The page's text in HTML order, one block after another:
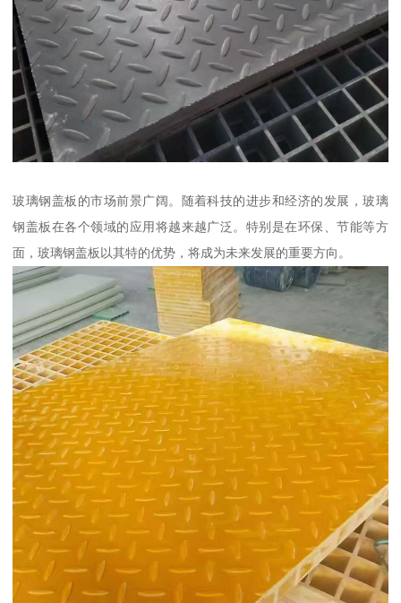
玻璃钢盖板的市场前景广阔。随着科技的进步和经济的发展，玻璃
钢盖板在各个领域的应用将越来越广泛。特别是在环保、节能等方
面，玻璃钢盖板以其特的优势，将成为未来发展的重要方向。